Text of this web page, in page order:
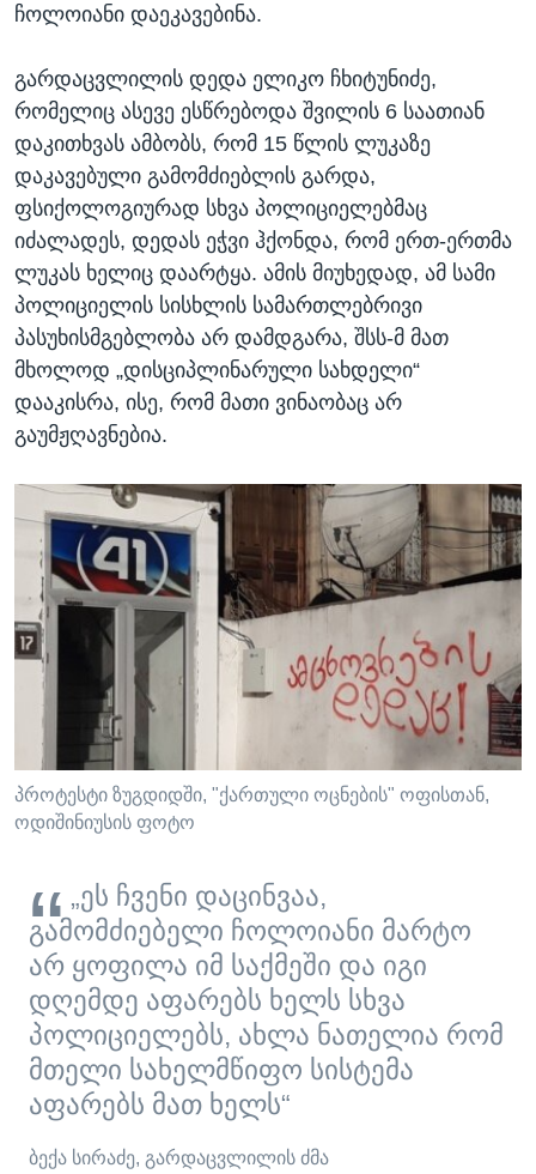
ჩოლოიანი დაეკავებინა.
გარდაცვლილის დედა ელიკო ჩხიტუნიძე,
რომელიც ასევე ესწრებოდა შვილის 6 საათიან
დაკითხვას ამბობს, რომ 15 წლის ლუკაზე
დაკავებული გამომძიებლის გარდა,
ფსიქოლოგიურად სხვა პოლიციელებმაც
იძალადეს, დედას ეჭვი ჰქონდა, რომ ერთ-ერთმა
ლუკას ხელიც დაარტყა. ამის მიუხედად, ამ სამი
პოლიციელის სისხლის სამართლებრივი
პასუხისმგებლობა არ დამდგარა, შსს-მ მათ
მხოლოდ „დისციპლინარული სახდელი“
დააკისრა, ისე, რომ მათი ვინაობაც არ
გაუმჟღავნებია.
პროტესტი ზუგდიდში, "ქართული ოცნების" ოფისთან,
ოდიშინიუსის ფოტო
„ეს ჩვენი დაცინვაა,
გამომძიებელი ჩოლოიანი მარტო
არ ყოფილა იმ საქმეში და იგი
დღემდე აფარებს ხელს სხვა
პოლიციელებს, ახლა ნათელია რომ
მთელი სახელმწიფო სისტემა
აფარებს მათ ხელს“
ბექა სირაძე, გარდაცვლილის ძმა